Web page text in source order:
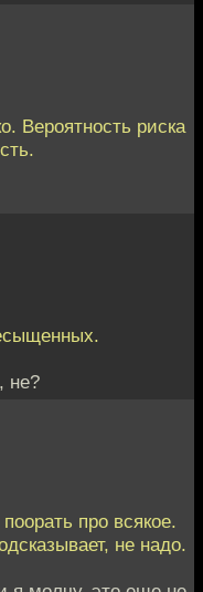
Вероятность риска
не?
про всякое.
не надо.